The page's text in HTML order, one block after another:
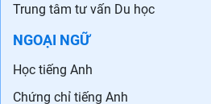
Trung tâm tư vấn Du học
NGOẠI NGỮ
Học tiếng Anh
Chứng chỉ tiếng Anh